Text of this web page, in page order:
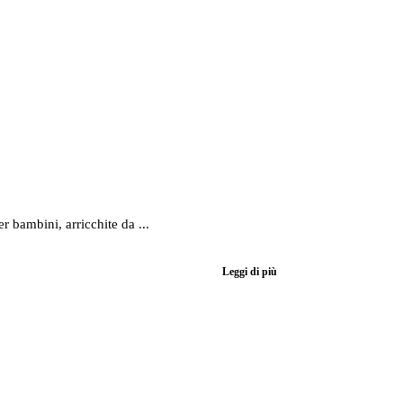
bambini, arricchite da ...
Leggi di più